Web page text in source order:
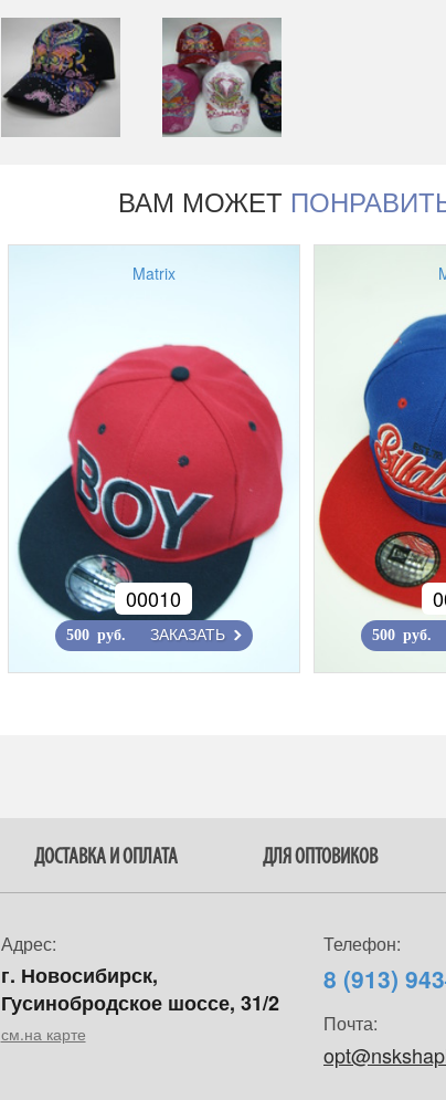
ВАМ МОЖЕТ
Matrix
00010
500 руб. ЗАКАЗАТЬ 500 руб.
ДОСТАВКА И ОПЛАТА ДЛЯ ОПТОВИКОВ
Адрес:
г. Новосибирск,
Гусинобродское шоссе, 31/2
см.на карте
Телефон:
8 (913)
Почта: